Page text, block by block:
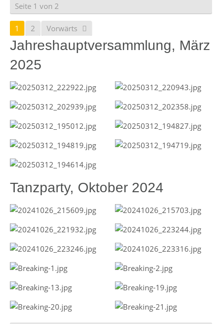
Seite 1 von 2
1 2 Vorwärts
Jahreshauptversammlung, März
2025
Tanzparty, Oktober 2024